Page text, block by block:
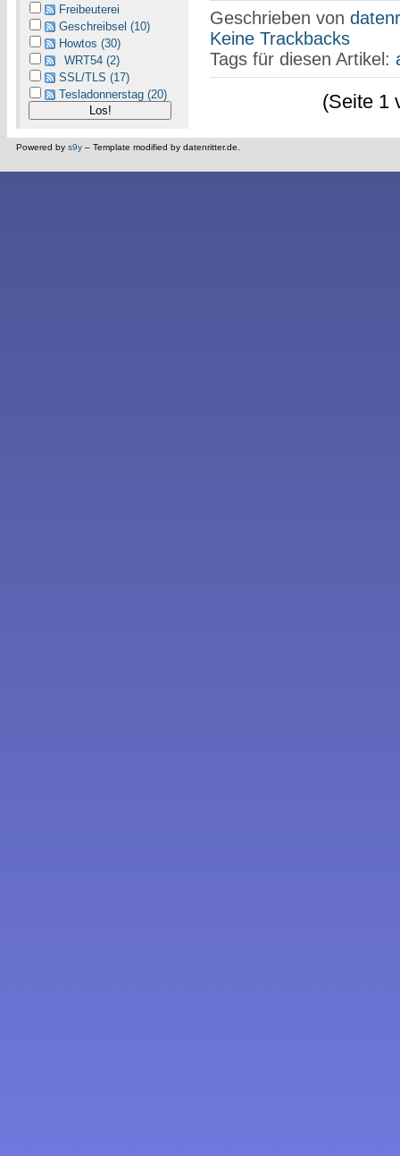
Freibeuterei
Geschreibsel (10)
Howtos (30)
WRT54 (2)
SSL/TLS (17)
Tesladonnerstag (20)
Geschrieben von
Keine Trackbacks
Tags für diesen Artikel:
(Seite 1
Powered by s9y – Template modified by datenritter.de.